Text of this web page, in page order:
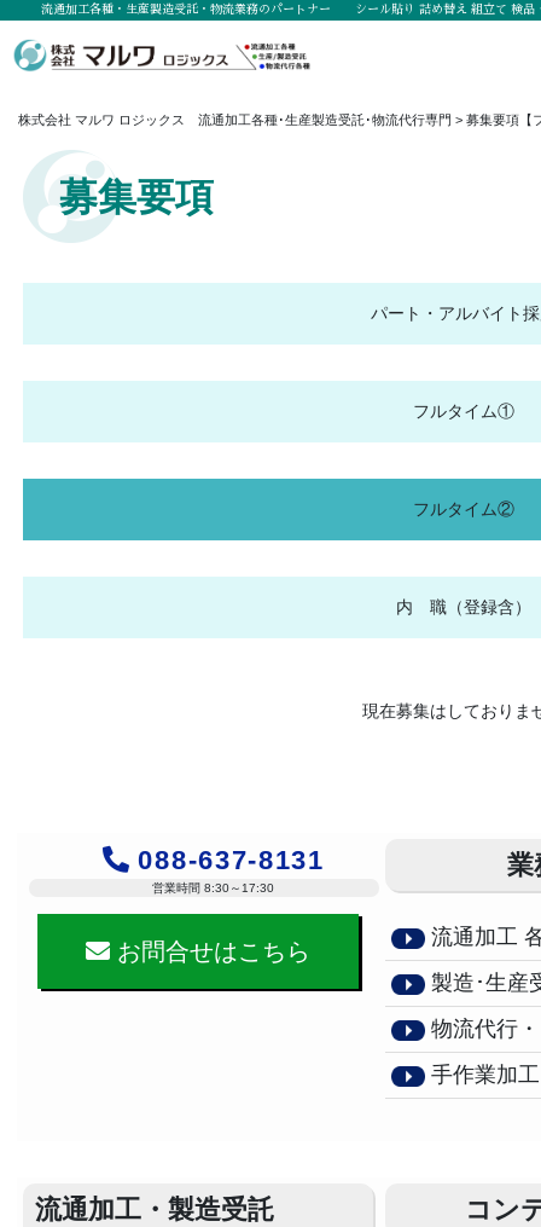
流通加工各種・生産製造受託・物流業務のパートナー シール貼り 詰め替え 組立て 検品
株式会社 マルワ ロジックス 流通加工各種･生産製造受託･物流代行専門 > 募集要項【
募集要項
パート・アルバイト
フルタイム①
フルタイム②
内 職（登録含）
現在募集はしておりま
088-637-8131
営業時間 8:30～17:30
お問合せはこちら
業
流通加工
製造･生産
物流代行
手作業加
流通加工・製造受託
コン